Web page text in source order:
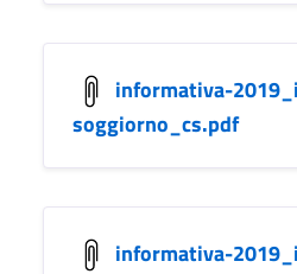
informativa-
soggiorno_cs.pdf
informativa-